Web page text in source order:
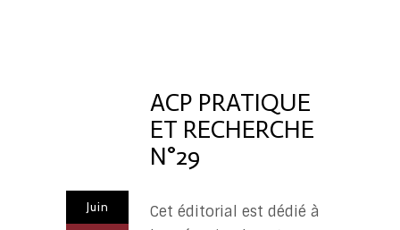
PR
ACP PRATIQUE
ET RECHERCHE
N°29
Juin
Cet éditorial est dédié à